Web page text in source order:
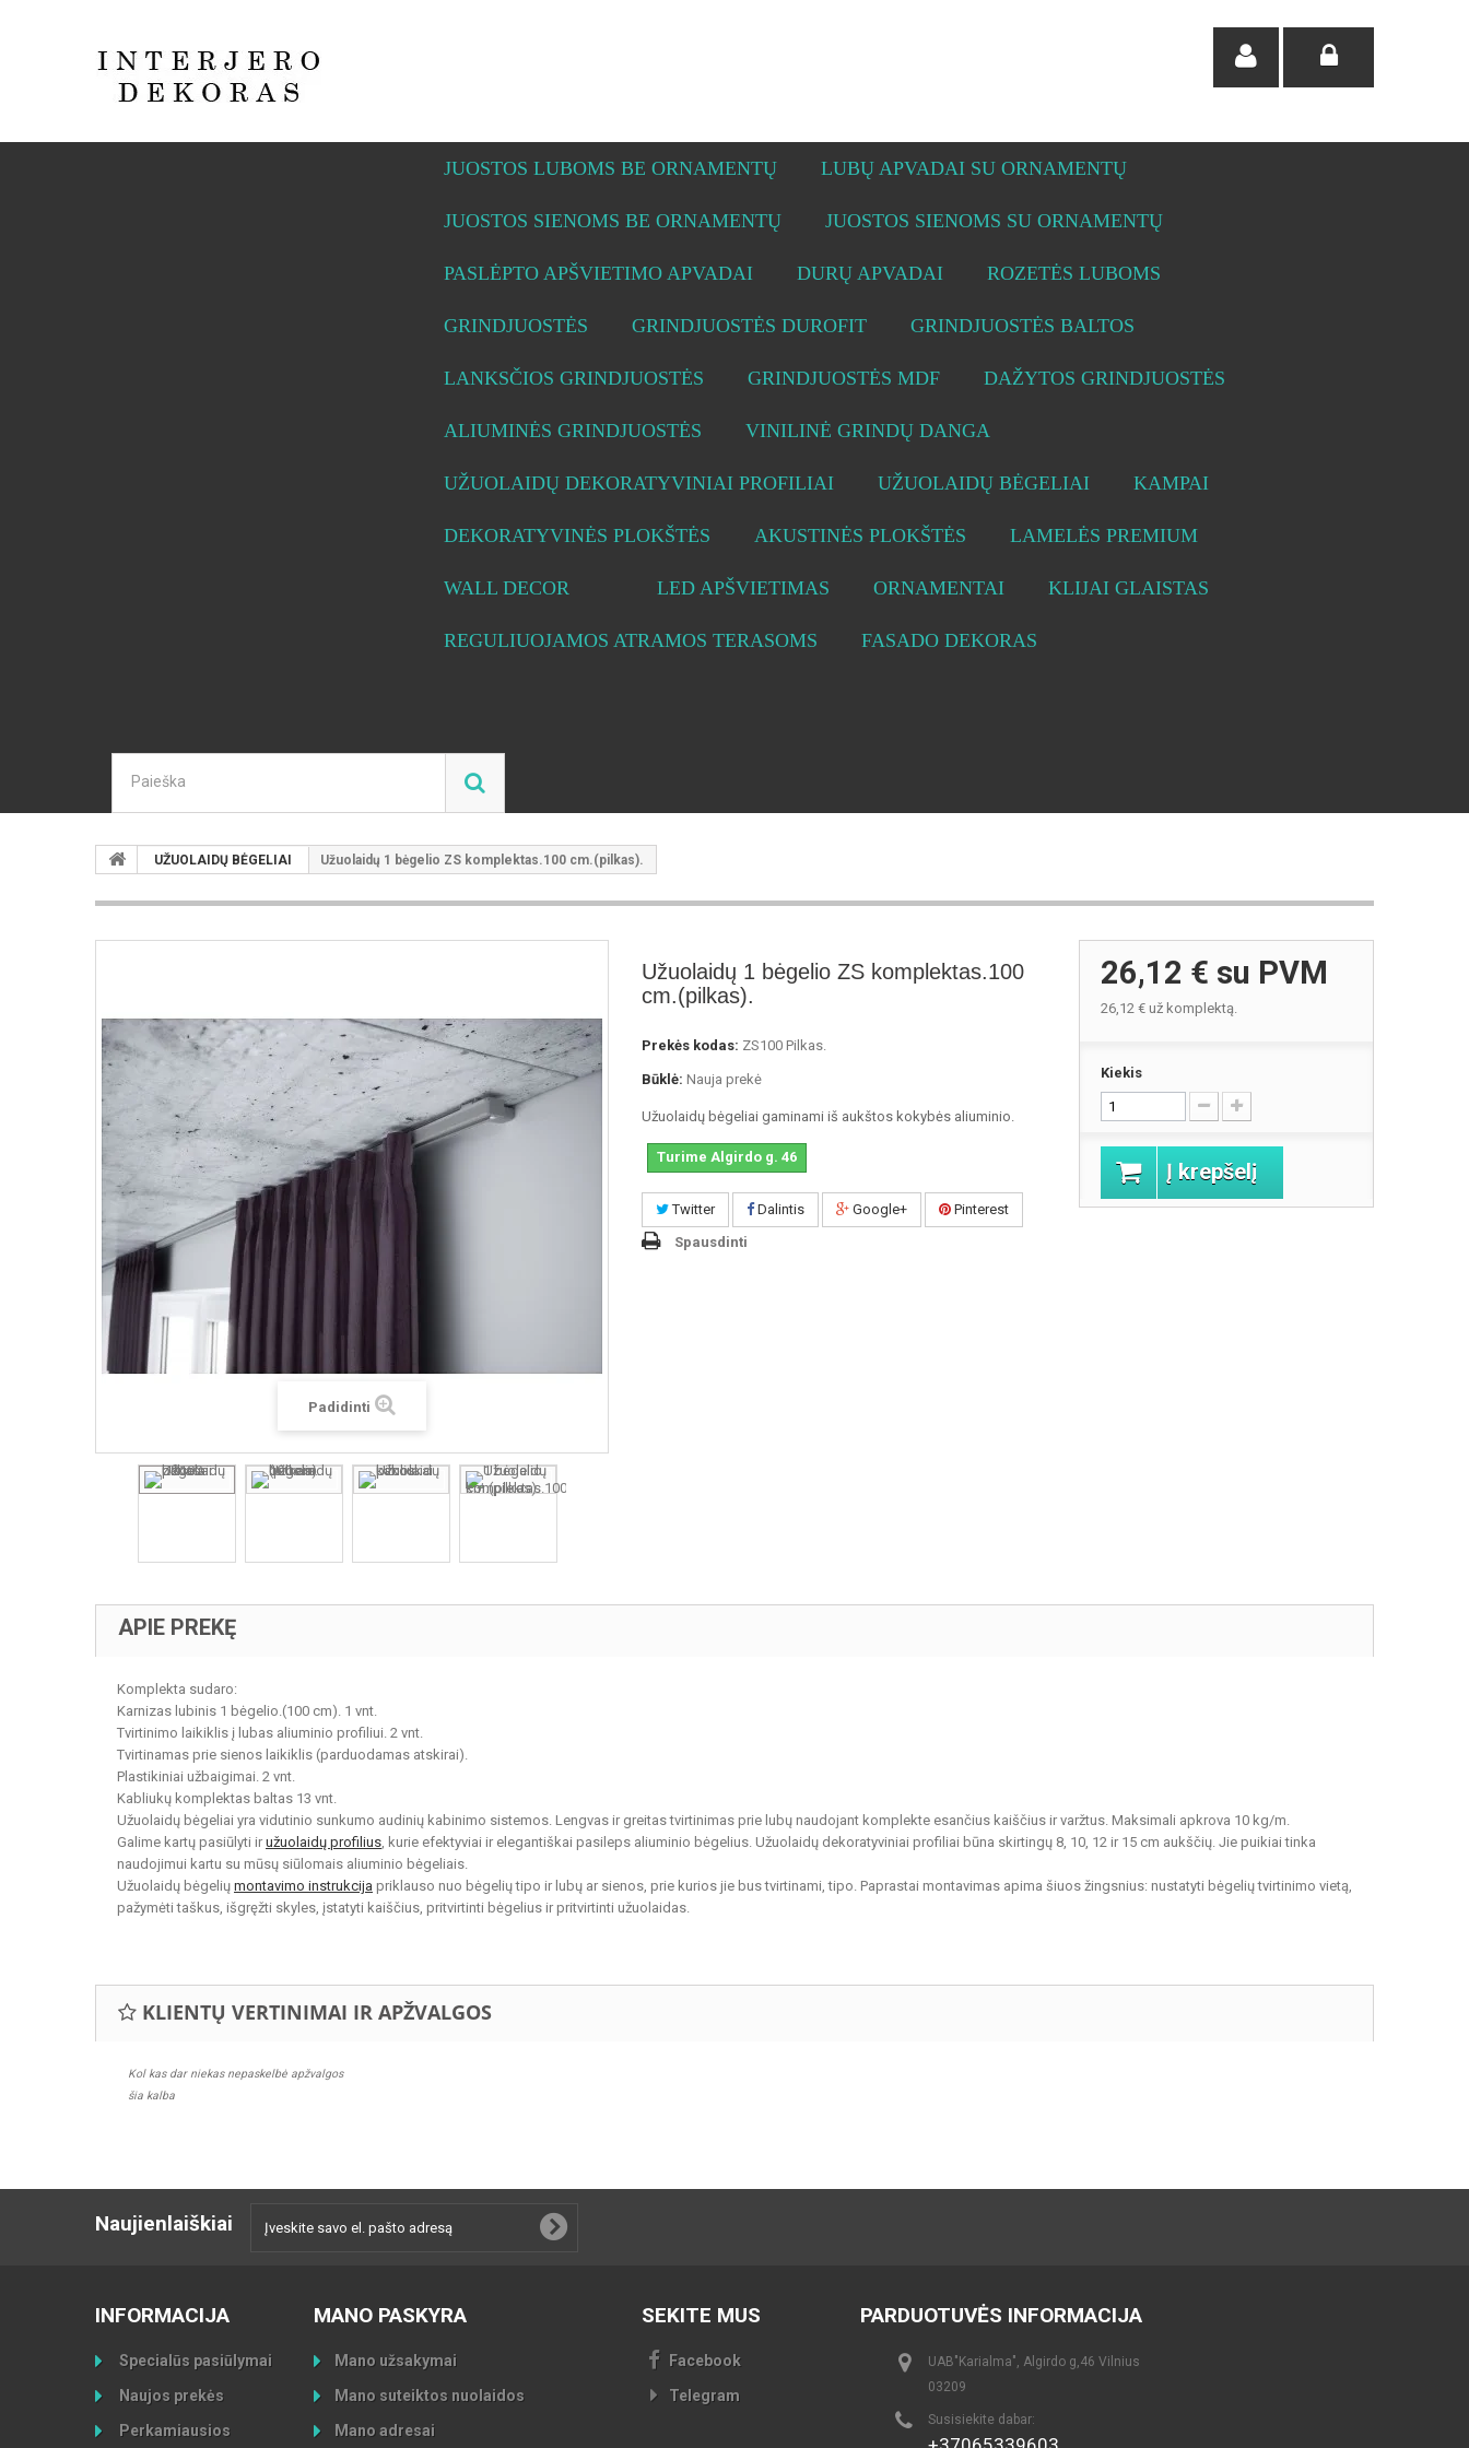
JUOSTOS LUBOMS BE ORNAMENTŲ LUBŲ APVADAI SU ORNAMENTŲ
JUOSTOS SIENOMS BE ORNAMENTŲ JUOSTOS SIENOMS SU ORNAMENTŲ
PASLĖPTO APŠVIETIMO APVADAI DURŲ APVADAI ROZETĖS LUBOMS
GRINDJUOSTĖS GRINDJUOSTĖS DUROFIT GRINDJUOSTĖS BALTOS
LANKSČIOS GRINDJUOSTĖS GRINDJUOSTĖS MDF DAŽYTOS GRINDJUOSTĖS
ALIUMINĖS GRINDJUOSTĖS VINILINĖ GRINDŲ DANGA
UŽUOLAIDŲ DEKORATYVINIAI PROFILIAI UŽUOLAIDŲ BĖGELIAI KAMPAI
DEKORATYVINĖS PLOKŠTĖS AKUSTINĖS PLOKŠTĖS LAMELĖS PREMIUM
WALL DECOR LED APŠVIETIMAS ORNAMENTAI KLIJAI GLAISTAS
REGULIUOJAMOS ATRAMOS TERASOMS FASADO DEKORAS
UŽUOLAIDŲ BĖGELIAI Užuolaidų 1 bėgelio ZS komplektas.100 cm.(pilkas).
Padidinti
Užuolaidų 1 bėgelio ZS komplektas.100
cm.(pilkas).
Prekės kodas: ZS100 Pilkas.
Būklė: Nauja prekė
Užuolaidų bėgeliai gaminami iš aukštos kokybės aliuminio.
Turime Algirdo g. 46
Twitter Dalintis Google+
Pinterest
Spausdinti
26,12 € su PVM
26,12 €už komplektą.
Kiekis
Į krepšelį
APIE PREKĘ
Komplekta sudaro:
Karnizas lubinis 1 bėgelio.(100 cm). 1 vnt.
Tvirtinimo laikiklis į lubas aliuminio profiliui. 2 vnt.
Tvirtinamas prie sienos laikiklis (parduodamas atskirai).
Plastikiniai užbaigimai. 2 vnt.
Kabliukų komplektas baltas 13 vnt.
Užuolaidų bėgeliai yra vidutinio sunkumo audinių kabinimo sistemos. Lengvas ir greitas tvirtinimas prie lubų naudojant komplekte esančius kaiščius ir varžtus. Maksimali apkrova 10 kg/m.
Galime kartų pasiūlyti ir užuolaidų profilius, kurie efektyviai ir elegantiškai pasileps aliuminio bėgelius. Užuolaidų dekoratyviniai profiliai būna skirtingų 8, 10, 12 ir 15 cm aukščių. Jie puikiai tinka
naudojimui kartu su mūsų siūlomais aliuminio bėgeliais.
Užuolaidų bėgelių montavimo instrukcija priklauso nuo bėgelių tipo ir lubų ar sienos, prie kurios jie bus tvirtinami, tipo. Paprastai montavimas apima šiuos žingsnius: nustatyti bėgelių tvirtinimo vietą,
pažymėti taškus, išgręžti skyles, įstatyti kaiščius, pritvirtinti bėgelius ir pritvirtinti užuolaidas.
KLIENTŲ VERTINIMAI IR APŽVALGOS
Kol kas dar niekas nepaskelbė apžvalgos
šia kalba
Naujienlaiškiai
INFORMACIJA
Specialūs pasiūlymai
Naujos prekės
Perkamiausios
MANO PASKYRA
Mano užsakymai
Mano suteiktos nuolaidos
Mano adresai
SEKITE MUS
Facebook
Telegram
PARDUOTUVĖS INFORMACIJA
UAB"Karialma", Algirdo g,46 Vilnius
03209
Susisiekite dabar: